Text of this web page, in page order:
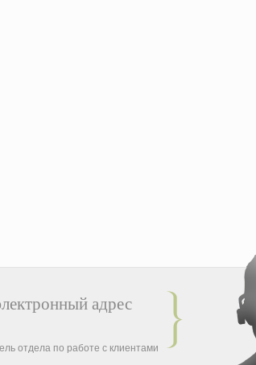
адрес
отдела по работе с клиентами